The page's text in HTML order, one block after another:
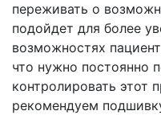
переживать о
подойдет для более
возможностях
что нужно постоянно
контролировать этот
рекомендуем